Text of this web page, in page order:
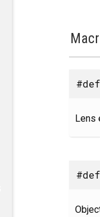
Lens